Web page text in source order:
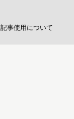
記事使用について